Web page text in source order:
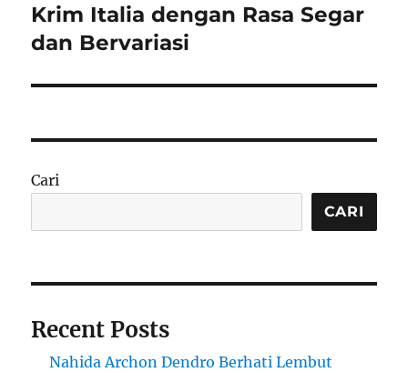
post:
Krim Italia dengan Rasa Segar
dan Bervariasi
Cari
CARI
Recent Posts
Nahida Archon Dendro Berhati Lembut